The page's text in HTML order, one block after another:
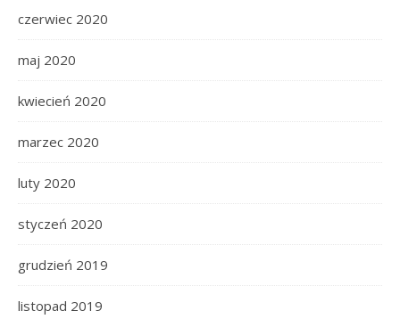
czerwiec 2020
maj 2020
kwiecień 2020
marzec 2020
luty 2020
styczeń 2020
grudzień 2019
listopad 2019